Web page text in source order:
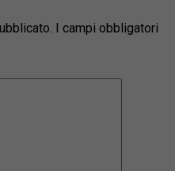
I campi obbligatori